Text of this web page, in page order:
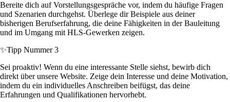
Bereite dich auf Vorstellungsgespräche vor, indem du häufige Fragen
und Szenarien durchgehst. Überlege dir Beispiele aus deiner
bisherigen Berufserfahrung, die deine Fähigkeiten in der Bauleitung
und im Umgang mit HLS-Gewerken zeigen.
✨Tipp Nummer 3
Sei proaktiv! Wenn du eine interessante Stelle siehst, bewirb dich
direkt über unsere Website. Zeige dein Interesse und deine Motivation,
indem du ein individuelles Anschreiben beifügst, das deine
Erfahrungen und Qualifikationen hervorhebt.